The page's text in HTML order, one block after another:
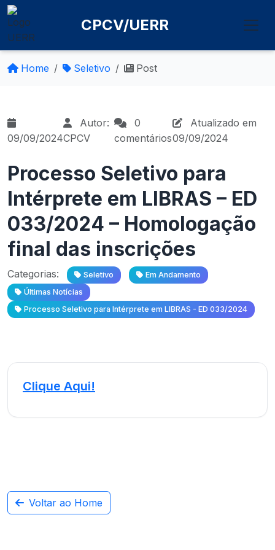
CPCV/UERR
Home Seletivo Post
09/09/2024
Autor:
CPCV
0
comentários
Atualizado em
09/09/2024
Processo Seletivo para
Intérprete em LIBRAS – ED
033/2024 – Homologação
final das inscrições
Categorias: Seletivo
Em Andamento
Últimas Notícias
Processo Seletivo para Intérprete em LIBRAS - ED 033/2024
Clique Aqui!
Voltar ao Home